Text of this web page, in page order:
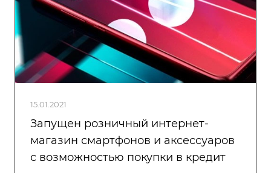
15.01.2021
Запущен розничный интернет-
магазин смартфонов и аксессуаров
с возможностью покупки в кредит